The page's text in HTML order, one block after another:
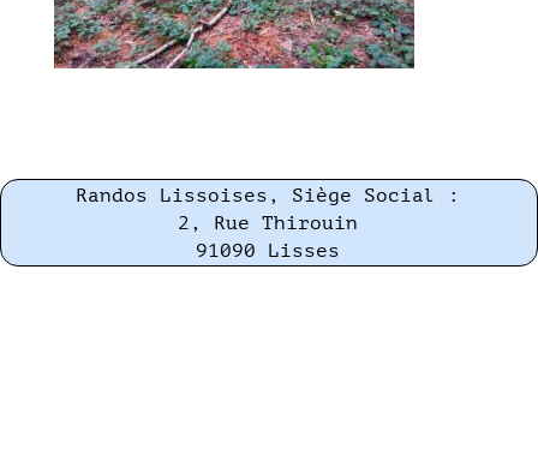
Randos Lissoises, Siège Social :
2, Rue Thirouin
91090 Lisses